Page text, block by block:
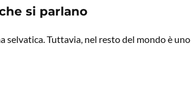
si parlano
selvatica. Tuttavia, nel resto del mondo è uno